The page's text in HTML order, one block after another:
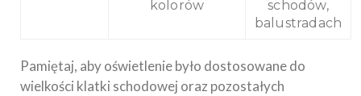
kolorów
schodów,
balustradach
Pamiętaj, aby oświetlenie było dostosowane do
wielkości klatki schodowej oraz pozostałych